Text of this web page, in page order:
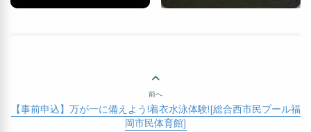
前へ
【事前申込】万が一に備えよう!着衣水泳体験![総合西市民プール福
岡市民体育館]